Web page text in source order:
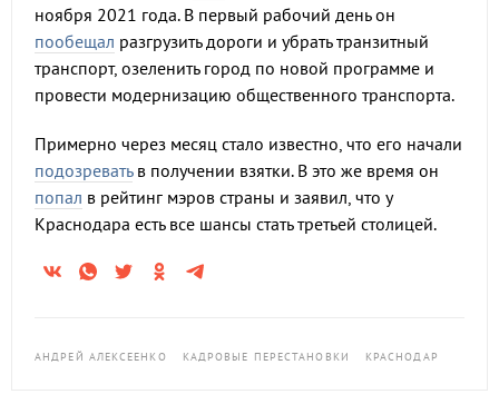
ноября 2021 года. В первый рабочий день он
пообещал разгрузить дороги и убрать транзитный
транспорт, озеленить город по новой программе и
провести модернизацию общественного транспорта.
Примерно через месяц стало известно, что его начали
подозреватьв получении взятки. В это же время он
попал в рейтинг мэров страны и заявил, что у
Краснодара есть все шансы стать третьей столицей.
АНДРЕЙ АЛЕКСЕЕНКО КАДРОВЫЕ ПЕРЕСТАНОВКИ КРАСНОДАР